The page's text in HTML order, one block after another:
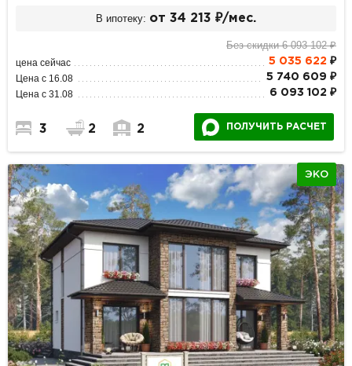
В ипотеку: от 34 213 ₽/мес.
Без скидки 6 093 102 ₽
цена сейчас 5 035 622 ₽
Цена с 16.08 5 740 609 ₽
Цена с 31.08 6 093 102 ₽
3 2 2 ПОЛУЧИТЬ РАСЧЕТ
ЭКО